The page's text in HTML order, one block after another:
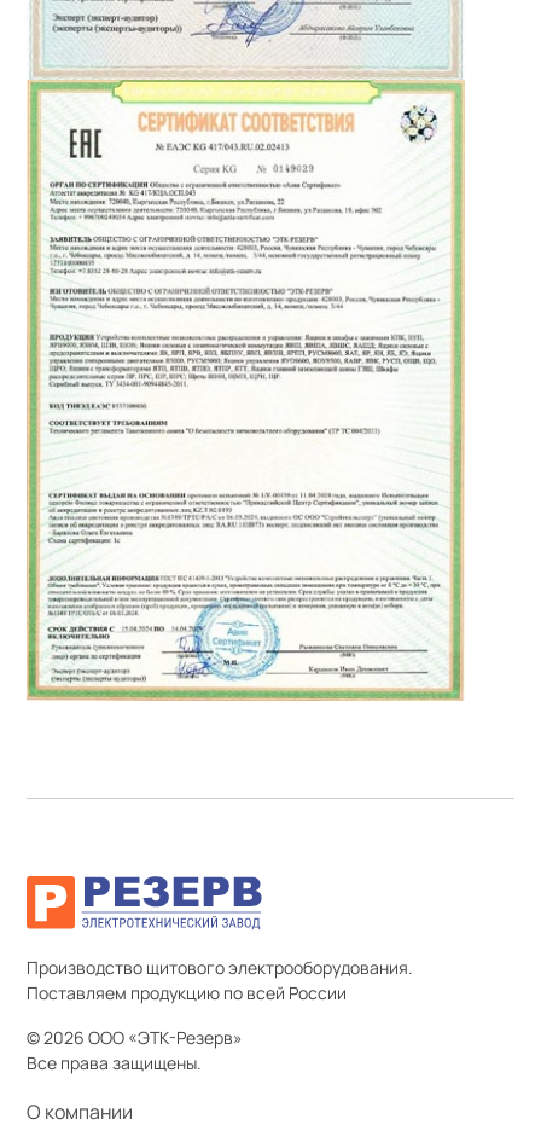
Производство щитового электрооборудования.
Поставляем продукцию по всей России
© 2026 ООО «ЭТК-Резерв»
Все права защищены.
О компании